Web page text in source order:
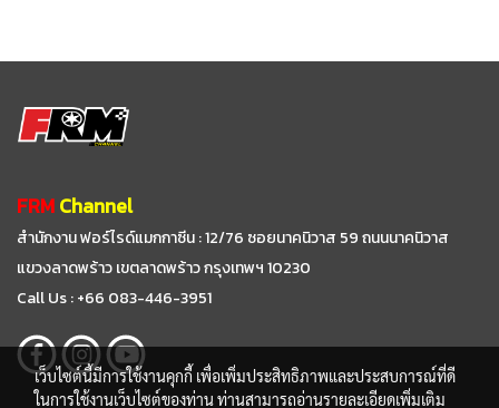
FRMChannel
สำนักงาน ฟอร์ไรด์แมกกาซีน : 12/76 ซอยนาคนิวาส 59ถนนนาคนิวาส
แขวงลาดพร้าว เขตลาดพร้าว กรุงเทพฯ 10230
Call Us : +66 083-446-3951
เว็บไซต์นี้มีการใช้งานคุกกี้ เพื่อเพิ่มประสิทธิภาพและประสบการณ์ที่ดี
ในการใช้งานเว็บไซต์ของท่าน ท่านสามารถอ่านรายละเอียดเพิ่มเติม